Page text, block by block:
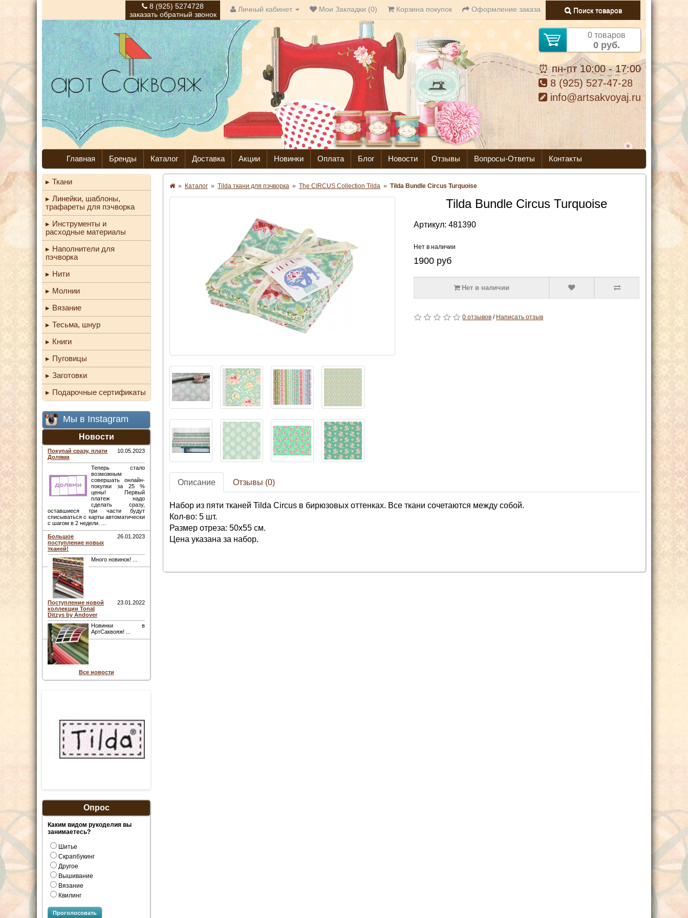
8 (925) 5274728
заказать обратный звонок
Личный кабинет Мои Закладки (0) Корзина покупок Оформление заказа Поиск товаров
0 товаров
0 руб.
⏰ пн-пт 10:00 - 17:00
8 (925) 527-47-28
info@artsakvoyaj.ru
Главная Бренды Каталог Доставка Акции Новинки Оплата Блог Новости Отзывы Вопросы-Ответы Контакты
Ткани
Линейки, шаблоны,
трафареты для пэчворка
Инструменты и
расходные материалы
Наполнители для
пэчворка
Нити
Молнии
Вязание
Тесьма, шнур
Книги
Пуговицы
Заготовки
Подарочные сертификаты
Мы в Instagram
Новости
Покупай сразу, плати
Долями
10.05.2023
Теперь стало
возможным
совершать онлайн-
покупки за 25 %
цены! Первый
платеж надо
сделать сразу,
оставшиеся три части будут
списываться с карты автоматически
с шагом в 2 недели. ...
Большое
поступление новых
тканей!
26.01.2023
Много новинок! ...
Поступление новой
коллекции Tonal
Ditzys by Andover
23.01.2022
Новинки в
АртСаквояж! ...
Все новости
Опрос
Каким видом рукоделия вы
занимаетесь?
Шитье
Скрапбукинг
Другое
Вышивание
Вязание
Квилинг
Проголосовать
» Каталог » Tilda ткани для пэчворка » The CIRCUS Collection Tilda » Tilda Bundle Circus Turquoise
Tilda Bundle Circus Turquoise
Артикул:481390
Нет в наличии
1900 руб
Нет в наличии
0 отзывов / Написать отзыв
Описание Отзывы (0)
Набор из пяти тканей Tilda Circus в бирюзовых оттенках. Все ткани сочетаются между собой.
Кол-во: 5 шт.
Размер отреза: 50х55 см.
Цена указана за набор.